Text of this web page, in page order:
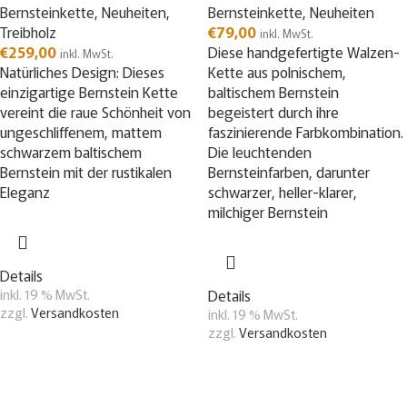
Bernsteinkette, Neuheiten,
Treibholz
€259,00 inkl. MwSt.
Natürliches Design: Dieses
einzigartige Bernstein Kette
vereint die raue Schönheit von
ungeschliffenem, mattem
schwarzem baltischem
Bernstein mit der rustikalen
Eleganz
Details
inkl. 19 % MwSt.
zzgl.Versandkosten
Bernsteinkette, Neuheiten
€79,00 inkl. MwSt.
Diese handgefertigte Walzen-
Kette aus polnischem,
baltischem Bernstein
begeistert durch ihre
faszinierende Farbkombination.
Die leuchtenden
Bernsteinfarben, darunter
schwarzer, heller-klarer,
milchiger Bernstein
Details
inkl. 19 % MwSt.
zzgl.Versandkosten